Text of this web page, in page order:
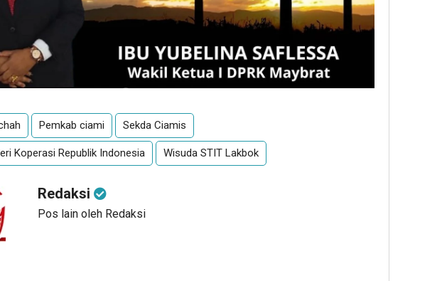
Pemkab ciami Sekda Ciamis
Koperasi Republik Indonesia Wisuda STIT Lakbok
Redaksi
Pos lain oleh Redaksi